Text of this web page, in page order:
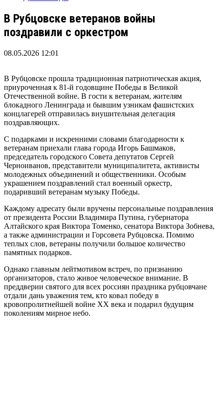
В Рубцовске ветеранов войны
поздравили с оркестром
08.05.2026 12:01
В Рубцовске прошла традиционная патриотическая акция,
приуроченная к 81-й годовщине Победы в Великой
Отечественной войне. В гости к ветеранам, жителям
блокадного Ленинграда и бывшим узникам фашистских
концлагерей отправилась внушительная делегация
поздравляющих.
С подарками и искренними словами благодарности к
ветеранам приехали глава города Игорь Башмаков,
председатель городского Совета депутатов Сергей
Черноиванов, представители муниципалитета, активисты
молодежных объединений и общественники. Особым
украшением поздравлений стал военный оркестр,
подаривший ветеранам музыку Победы.
Каждому адресату были вручены персональные поздравления
от президента России Владимира Путина, губернатора
Алтайского края Виктора Томенко, сенатора Виктора Зобнева,
а также администрации и Горсовета Рубцовска. Помимо
теплых слов, ветераны получили большое количество
памятных подарков.
Однако главным лейтмотивом встреч, по признанию
организаторов, стало живое человеческое внимание. В
преддверии святого для всех россиян праздника рубцовчане
отдали дань уважения тем, кто ковал победу в
кровопролитнейшей войне XX века и подарил будущим
поколениям мирное небо.